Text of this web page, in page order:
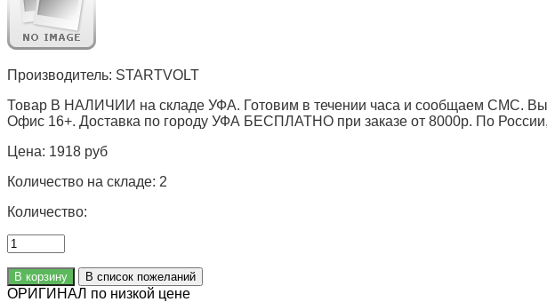
Производитель: STARTVOLT
Товар В НАЛИЧИИ на складе УФА. Готовим в течении часа и сообщаем СМС.
Офис 16+. Доставка по городу УФА БЕСПЛАТНО при заказе от 8000р. По
Цена: 1918 руб
Количество на складе: 2
Количество:
ОРИГИНАЛ по низкой цене